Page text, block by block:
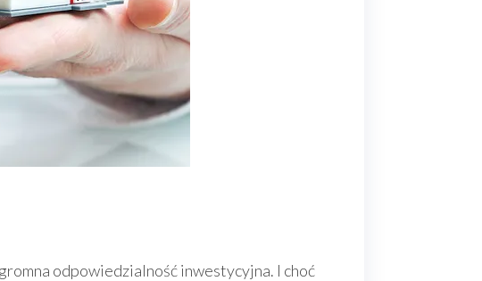
odpowiedzialność inwestycyjna. I choć